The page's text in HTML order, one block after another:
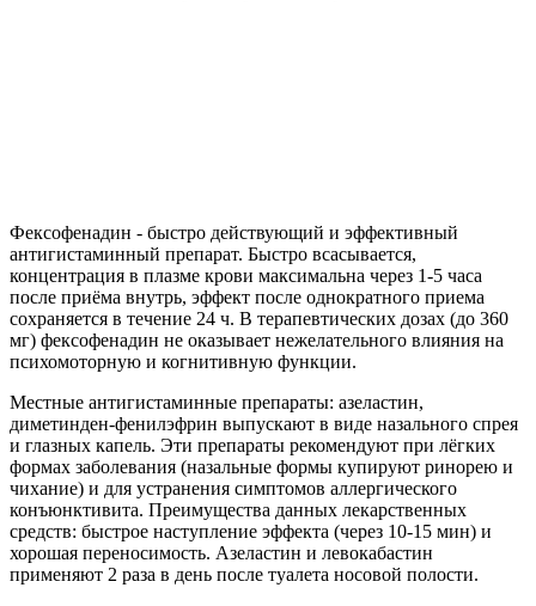
Фексофенадин - быстро действующий и эффективный
антигистаминный препарат. Быстро всасывается,
концентрация в плазме крови максимальна через 1-5 часа
после приёма внутрь, эффект после однократного приема
сохраняется в течение 24 ч. В терапевтических дозах (до 360
мг) фексофенадин не оказывает нежелательного влияния на
психомоторную и когнитивную функции.
Местные антигистаминные препараты: азеластин,
диметинден-фенилэфрин выпускают в виде назального спрея
и глазных капель. Эти препараты рекомендуют при лёгких
формах заболевания (назальные формы купируют ринорею и
чихание) и для устранения симптомов аллергического
конъюнктивита. Преимущества данных лекарственных
средств: быстрое наступление эффекта (через 10-15 мин) и
хорошая переносимость. Азеластин и левокабастин
применяют 2 раза в день после туалета носовой полости.